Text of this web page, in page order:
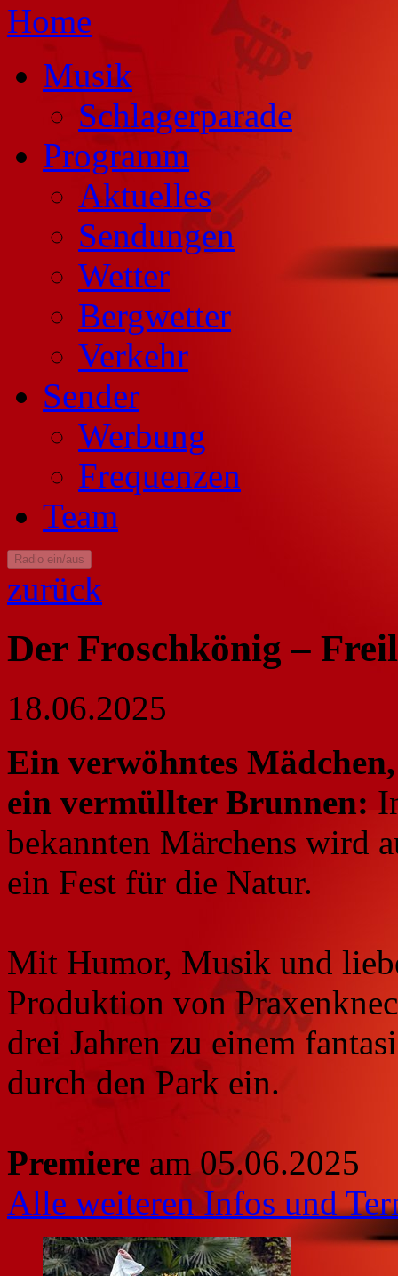
Home
Musik
Schlagerparade
Programm
Aktuelles
Sendungen
Wetter
Bergwetter
Verkehr
Sender
Werbung
Frequenzen
Team
Radio ein/aus
zurück
Der Froschkönig –
18.06.2025
Ein verwöhntes
ein vermüllter Brunnen:
bekannten Märchens wird
ein Fest für die Natur.
Mit Humor, Musik und
Produktion von
drei Jahren zu einem
durch den Park ein.
Premiere am 05.06.2025
Alle weiteren Infos und